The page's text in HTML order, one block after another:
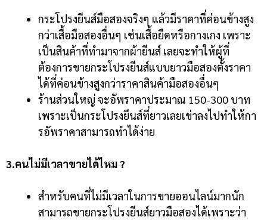
กระโปรงยีนส์มือสองจริงๆ แล้วมีราคาที่ค่อนข้างสูง
กว่าเสื้อมือสองอื่นๆ เช่นเสื้อยืดหรือกางเกง เพราะ
เป็นสินค้าที่ทำมาจากผ้ายีนส์ เลยจะทำให้ผู้ที่
ต้องการขายกระโปรงยีนส์แบบยาวมือสองตั้งราคา
ได้ที่ค่อนข้างสูงกว่าราคาสินค้ามือสองอื่นๆ
ร้านส่วนใหญ่ จะอัพราคาประมาณ 150-300 บาท
เพราะเป็นกระโปรงยีนส์ที่ยาวเลยเข่าลงไปทำให้กา
รอัพราคาสามารถทำได้ง่าย
3.คนไม่มีเวลาขายได้ไหม ?
สำหรับคนที่ไม่มีเวลาในการขายออนไลน์มากนัก
สามารถขายกระโปรงยีนส์ยาวมือสองได้เพราะว่า